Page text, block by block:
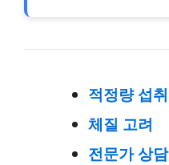
적정량 섭취
체질 고려
전문가 상담